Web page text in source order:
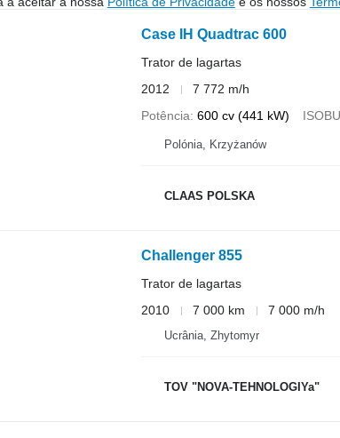
Case IH Quadtrac 600
Trator de lagartas
2012
7 772 m/h
Potência 600 cv (441 kW)
Polónia, Krzyżanów
CLAAS POLSKA
Challenger 855
Trator de lagartas
2010
7 000 km 7 000 m/h
Ucrânia, Zhytomyr
TOV "NOVA-TEHNOLOGIYa"